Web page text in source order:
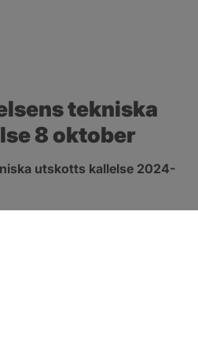
tekniska
8 oktober
utskotts kallelse 2024-
kB, öppnas i nytt fönster.